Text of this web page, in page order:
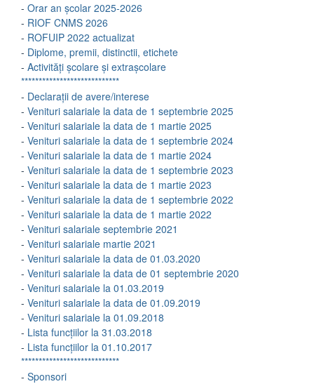
- Orar an școlar 2025-2026
- RIOF CNMS 2026
- ROFUIP 2022 actualizat
- Diplome, premii, distinctii, etichete
- Activități școlare și extrașcolare
****************************
- Declarații de avere/interese
- Venituri salariale la data de 1 septembrie 2025
- Venituri salariale la data de 1 martie 2025
- Venituri salariale la data de 1 septembrie 2024
- Venituri salariale la data de 1 martie 2024
- Venituri salariale la data de 1 septembrie 2023
- Venituri salariale la data de 1 martie 2023
- Venituri salariale la data de 1 septembrie 2022
- Venituri salariale la data de 1 martie 2022
- Venituri salariale septembrie 2021
- Venituri salariale martie 2021
- Venituri salariale la data de 01.03.2020
- Venituri salariale la data de 01 septembrie 2020
- Venituri salariale la 01.03.2019
- Venituri salariale la data de 01.09.2019
- Venituri salariale la 01.09.2018
- Lista funcțiilor la 31.03.2018
- Lista funcțiilor la 01.10.2017
****************************
- Sponsori